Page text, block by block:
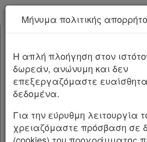
Κεφαλίδα
Σώμα
Υπογραφές
Νέα υπηρεσία Kodiko Assistant.
Αριθμ.19765ΦΕΚ Δ 539/
Γνωστοποίηση
ΠΡΑΣΙΝΟ ΤΑΜΕΙΟ του Υ.Π.Ε.Ν.
Λυκόβρυσης Πεύκης για τη
απαλλοτρίωσης του Ο.Τ. 90
Μήνυμα πολιτικής
H απλή πλοήγηση στον
δωρεάν, ανώνυμη και δεν
επεξεργαζόμαστε
δεδομένα.
Για την εύρυθμη λειτουργία
χρειαζόμαστε πρόσβαση σε